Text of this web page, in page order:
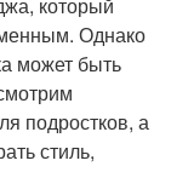
Однако
может быть
подростков, а
стиль,